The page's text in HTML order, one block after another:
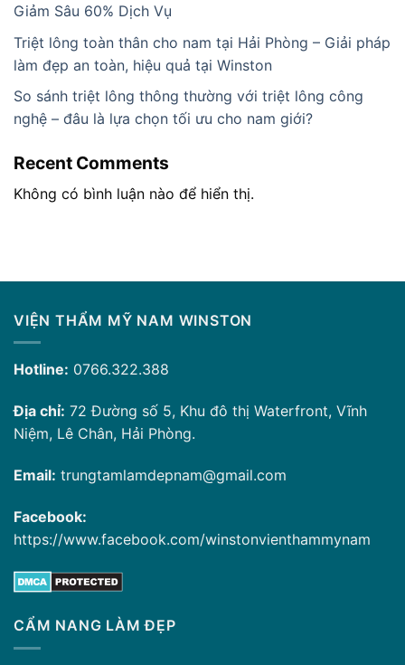
Giảm Sâu 60% Dịch Vụ
Triệt lông toàn thân cho nam tại Hải Phòng – Giải pháp
làm đẹp an toàn, hiệu quả tại Winston
So sánh triệt lông thông thường với triệt lông công
nghệ – đâu là lựa chọn tối ưu cho nam giới?
Recent Comments
Không có bình luận nào để hiển thị.
VIỆN THẨM MỸ NAM WINSTON
Hotline: 0766.322.388
Địa chỉ: 72 Đường số 5, Khu đô thị Waterfront, Vĩnh
Niệm, Lê Chân, Hải Phòng.
Email: trungtamlamdepnam@gmail.com
Facebook:
https://www.facebook.com/winstonvienthammynam
CẨM NANG LÀM ĐẸP